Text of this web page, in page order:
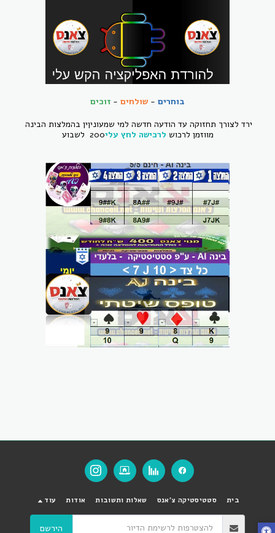
בוחרים - שולחים - זוכים
ירד לצורך תחזוקה עד הודעה חדשה למי שמעוניןין בהמלצות הבינה
מווזמן לרכוש לרכישה לחץ עלי200 לשבוע
בית סטטיסטיקה צ'אנס שאלות ותשובות אודות עוד
הירשם